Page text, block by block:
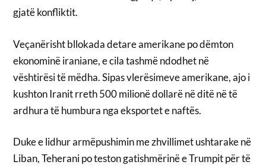
gjatë konfliktit.
Veçanërisht bllokada detare amerikane po dëmton
ekonominë iraniane, e cila tashmë ndodhet në
vështirësi të mëdha. Sipas vlerësimeve amerikane, ajo i
kushton Iranit rreth 500 milionë dollarë në ditë në të
ardhura të humbura nga eksportet e naftës.
Duke e lidhur armëpushimin me zhvillimet ushtarake në
Liban, Teherani po teston gatishmërinë e Trumpit për të